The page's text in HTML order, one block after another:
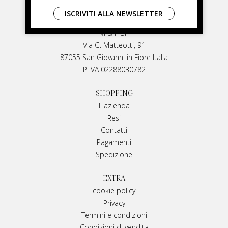
LIVIANA MIRARCHI
M & P Srl
Via G. Matteotti, 91
87055 San Giovanni in Fiore Italia
P IVA 02288030782
SHOPPING
L'azienda
Resi
Contatti
Pagamenti
Spedizione
EXTRA
cookie policy
Privacy
Termini e condizioni
ISCRIVITI ALLA NEWSLETTER